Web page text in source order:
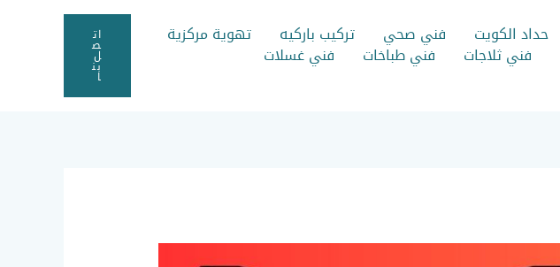
حداد الكويت فني صحي تركيب باركيه تهوية مركزية
فني ثلاجات فني طباخات فني غسلات
ات
ص
ل
بن
ا